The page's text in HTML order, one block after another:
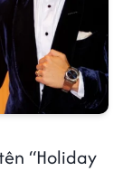
“Holiday